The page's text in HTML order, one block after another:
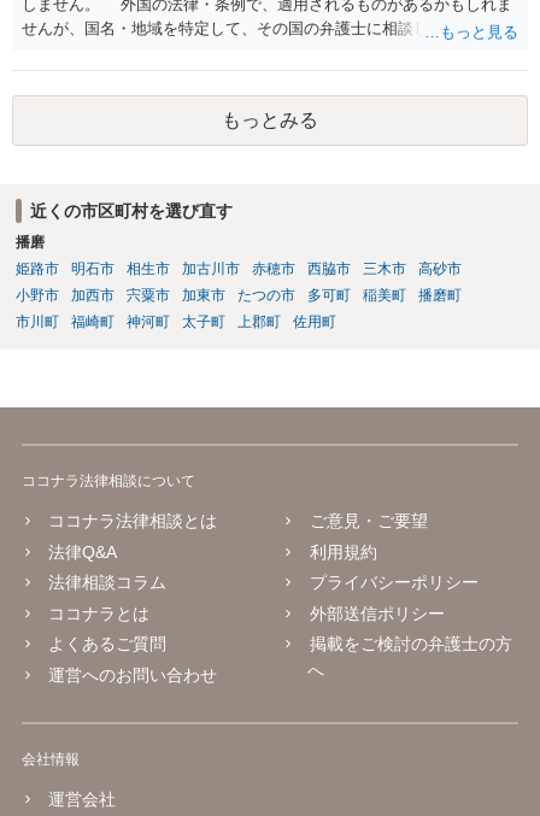
しません。 外国の法律・条例で、適用されるものがあるかもしれま
せんが、国名・地域を特定して、その国の弁護士に相談してくださ
もっとみる
近くの市区町村を選び直す
播磨
姫路市
明石市 相生市 加古川市 赤穂市 西脇市 三木市
高砂市
小野市
加西市 宍粟市 加東市 たつの市 多可町 稲美町
播磨町
市川町
福崎町 神河町 太子町 上郡町 佐用町
ココナラ法律相談について
ココナラ法律相談とは
法律Q&A
法律相談コラム
ココナラとは
よくあるご質問
運営へのお問い合わせ
ご意見・ご要望
利用規約
プライバシーポリシー
外部送信ポリシー
掲載をご検討の弁護士の方
へ
会社情報
運営会社